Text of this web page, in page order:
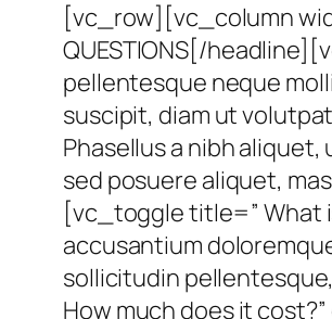
[vc_row][vc_column
QUESTIONS[/
pellentesque neque
suscipit, diam ut
Phasellus a nibh
sed posuere aliquet,
[vc_toggle title=” What
accusantium
sollicitudin
How much does it